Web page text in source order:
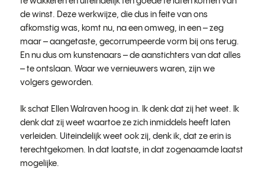
de winst. Deze werkwijze, die dus in feite van ons
afkomstig was, komt nu, na een omweg, in een – zeg
maar – aangetaste, gecorrumpeerde vorm bij ons terug.
En nu dus om kunstenaars – de aanstichters van dat alles
– te ontslaan. Waar we vernieuwers waren, zijn we
volgers geworden.
Ik schat Ellen Walraven hoog in. Ik denk dat zij het weet. Ik
denk dat zij weet waartoe ze zich inmiddels heeft laten
verleiden. Uiteindelijk weet ook zij, denk ik, dat ze erin is
terechtgekomen. In dat laatste, in dat zogenaamde laatst
mogelijke.